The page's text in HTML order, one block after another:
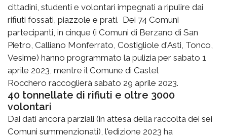
cittadini, studenti e volontari impegnati a ripulire dai
rifiuti fossati, piazzole e prati. Dei 74 Comuni
partecipanti, in cinque (i Comuni di Berzano di San
Pietro, Calliano Monferrato, Costigliole d'Asti, Tonco,
Vesime) hanno programmato la pulizia per sabato 1
aprile 2023, mentre il Comune di Castel
Rocchero raccoglierà sabato 29 aprile 2023.
40 tonnellate di rifiuti e oltre 3000
volontari
Dai dati ancora parziali (in attesa della raccolta dei sei
Comuni summenzionati), l'edizione 2023 ha